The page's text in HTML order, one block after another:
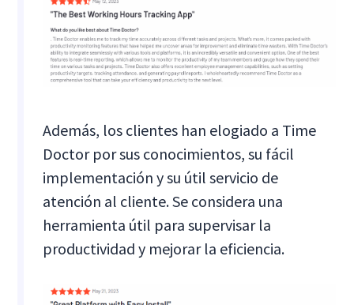
Además, los clientes han elogiado a Time
Doctor por sus conocimientos, su fácil
implementación y su útil servicio de
atención al cliente. Se considera una
herramienta útil para supervisar la
productividad y mejorar la eficiencia.